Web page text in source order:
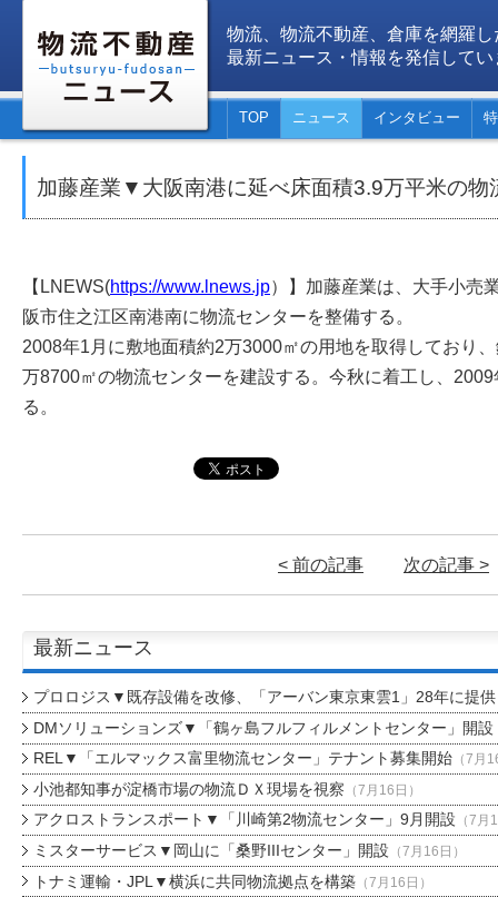
物流、物流不動産、倉庫を網羅し
最新ニュース・情報を発信してい
TOP ニュース インタビュー
加藤産業▼大阪南港に延べ床面積3.9万平米の
【LNEWS(https://www.lnews.jp）】加藤産業は、大手小売
阪市住之江区南港南に物流センターを整備する。
2008年1月に敷地面積約2万3000㎡の用地を取得しており
万8700㎡の物流センターを建設する。今秋に着工し、
る。
< 前の記事 次の記事 >
最新ニュース
プロロジス▼既存設備を改修、「アーバン東京東雲1」28年に提供
DMソリューションズ▼「鶴ヶ島フルフィルメントセンター」開設
REL▼「エルマックス富里物流センター」テナント募集開始（7月
小池都知事が淀橋市場の物流ＤＸ現場を視察 （7月16日）
アクロストランスポート▼「川崎第2物流センター」9月開設 （7月
ミスターサービス▼岡山に「桑野IIIセンター」開設 （7月16日）
トナミ運輸・JPL▼横浜に共同物流拠点を構築（7月16日）